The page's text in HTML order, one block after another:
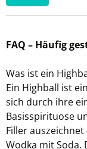
FAQ – Häufig
Was ist ein
Ein Highball ist
sich durch ihre
Basisspirituose
Filler auszeichnet
Wodka mit Soda.